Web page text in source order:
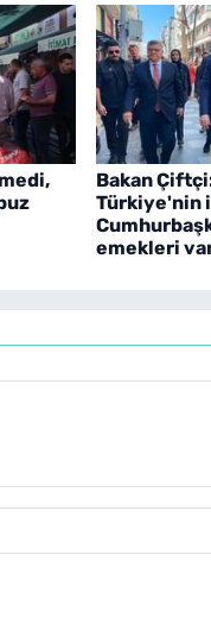
Bakan
Türkiye'nin
emekleri